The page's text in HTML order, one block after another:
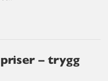
– trygg